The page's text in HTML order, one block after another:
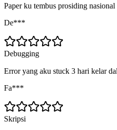
Paper ku tembus prosiding
De***
Debugging
Error yang aku stuck 3 hari kelar
Fa***
Skripsi